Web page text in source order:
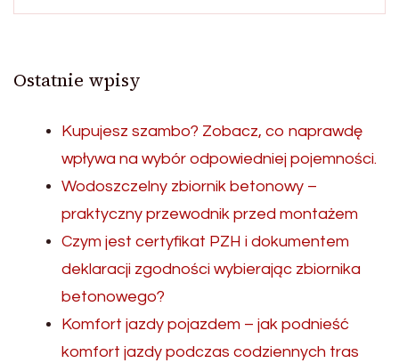
Ostatnie wpisy
Kupujesz szambo? Zobacz, co naprawdę
wpływa na wybór odpowiedniej pojemności.
Wodoszczelny zbiornik betonowy –
praktyczny przewodnik przed montażem
Czym jest certyfikat PZH i dokumentem
deklaracji zgodności wybierając zbiornika
betonowego?
Komfort jazdy pojazdem – jak podnieść
komfort jazdy podczas codziennych tras